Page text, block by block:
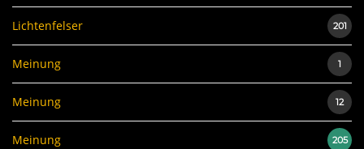
Lichtenfelser 201
Meinung 1
Meinung 12
Meinung 205